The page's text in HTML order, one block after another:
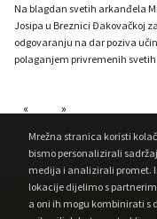
Na blagdan svetih arkanđela
Josipa u Breznici Đakovačkoj
odgovaranju na dar poziva
polaganjem privremenih
Mrežna stranica koristi
bismo personalizirali
medija i analizirali promet.
lokacije dijelimo s
a oni ih mogu kombinirati s